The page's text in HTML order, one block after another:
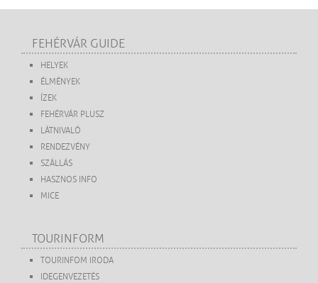
FEHÉRVÁR GUIDE
HELYEK
ÉLMÉNYEK
ÍZEK
FEHÉRVÁR PLUSZ
LÁTNIVALÓ
RENDEZVÉNY
SZÁLLÁS
HASZNOS INFO
MICE
TOURINFORM
TOURINFOM IRODA
IDEGENVEZETÉS